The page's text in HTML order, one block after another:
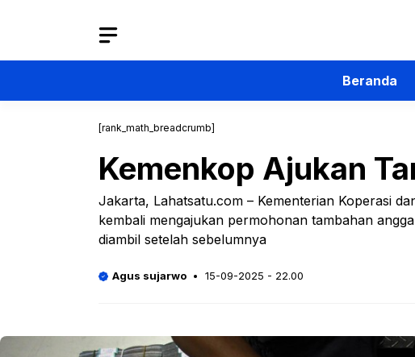
Beranda
[rank_math_breadcrumb]
Kemenkop Ajukan
Jakarta, Lahatsatu.com – Kementerian Koperasi
kembali mengajukan permohonan tambahan
diambil setelah sebelumnya
Agus sujarwo 15-09-2025 - 22.00